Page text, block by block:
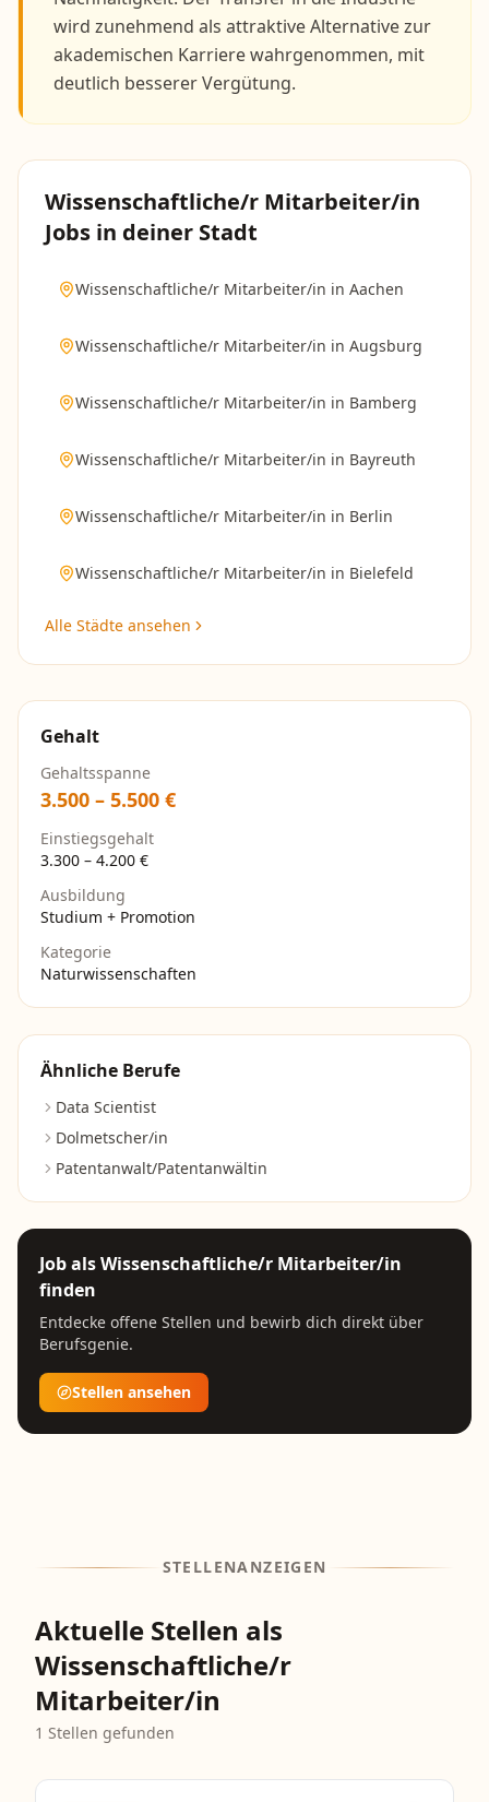
wird zunehmend als attraktive Alternative zur
akademischen Karriere wahrgenommen, mit
deutlich besserer Vergütung.
Wissenschaftliche/r Mitarbeiter/in
Jobs in deiner Stadt
Wissenschaftliche/r Mitarbeiter/in in Aachen
Wissenschaftliche/r Mitarbeiter/in in Augsburg
Wissenschaftliche/r Mitarbeiter/in in Bamberg
Wissenschaftliche/r Mitarbeiter/in in Bayreuth
Wissenschaftliche/r Mitarbeiter/in in Berlin
Wissenschaftliche/r Mitarbeiter/in in Bielefeld
Alle Städte ansehen
Gehalt
Gehaltsspanne
3.500 – 5.500 €
Einstiegsgehalt
3.300 – 4.200 €
Ausbildung
Studium + Promotion
Kategorie
Naturwissenschaften
Ähnliche Berufe
Data Scientist
Dolmetscher/in
Patentanwalt/Patentanwältin
Job alsWissenschaftliche/r Mitarbeiter/in
finden
Entdecke offene Stellen und bewirb dich direkt über
Berufsgenie.
Stellen ansehen
STELLENANZEIGEN
Aktuelle Stellen als
Wissenschaftliche/r
Mitarbeiter/in
1 Stellen gefunden